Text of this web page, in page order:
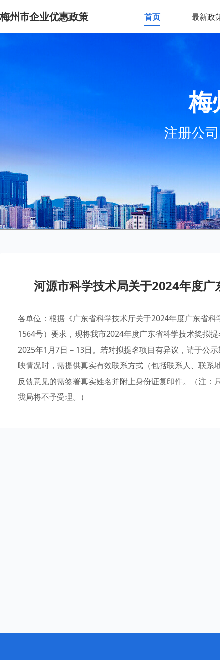
梅州市企业优惠政策 首页 最新政
梅
注册公
河源市科学技术局关于2024年度
各单位：根据《广东省科学技术厅关于2024年度广东省
1564号）要求，现将我市2024年度广东省科学技术奖拟
2025年1月7日－13日。若对拟提名项目有异议，请于公
映情况时，需提供真实有效联系方式（包括联系人、联
反馈意见的需签署真实姓名并附上身份证复印件。（注
我局将不予受理。）